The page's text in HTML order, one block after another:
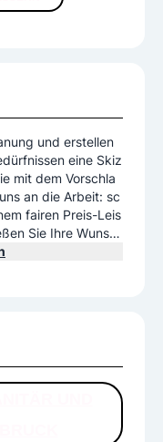
und erstellen
eine Skiz
mit dem Vorschla
an die Arbeit: sc
fairen Preis-Leis
Sie Ihre Wunsc
Bad vom Ins
von uns auf Herz
Arbeit l
eins wer
Beleuchtung, form